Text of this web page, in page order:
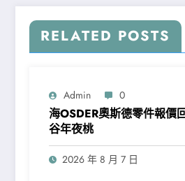
RELATED POSTS
Admin 0
海OSDER奧斯德零件報價
谷年夜桃
2026 年 8 月 7 日